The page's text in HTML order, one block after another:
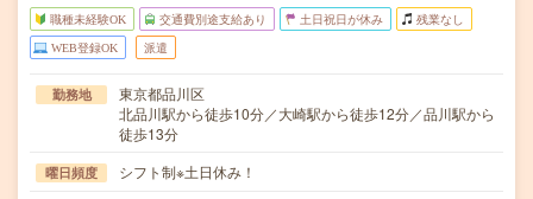
職種未経験OK 交通費別途支給あり 土日祝日が休み 残業なし
WEB登録OK 派遣
勤務地
東京都品川区
北品川駅から徒歩10分／大崎駅から徒歩12分／品川駅から
徒歩13分
曜日頻度 シフト制※土日休み！